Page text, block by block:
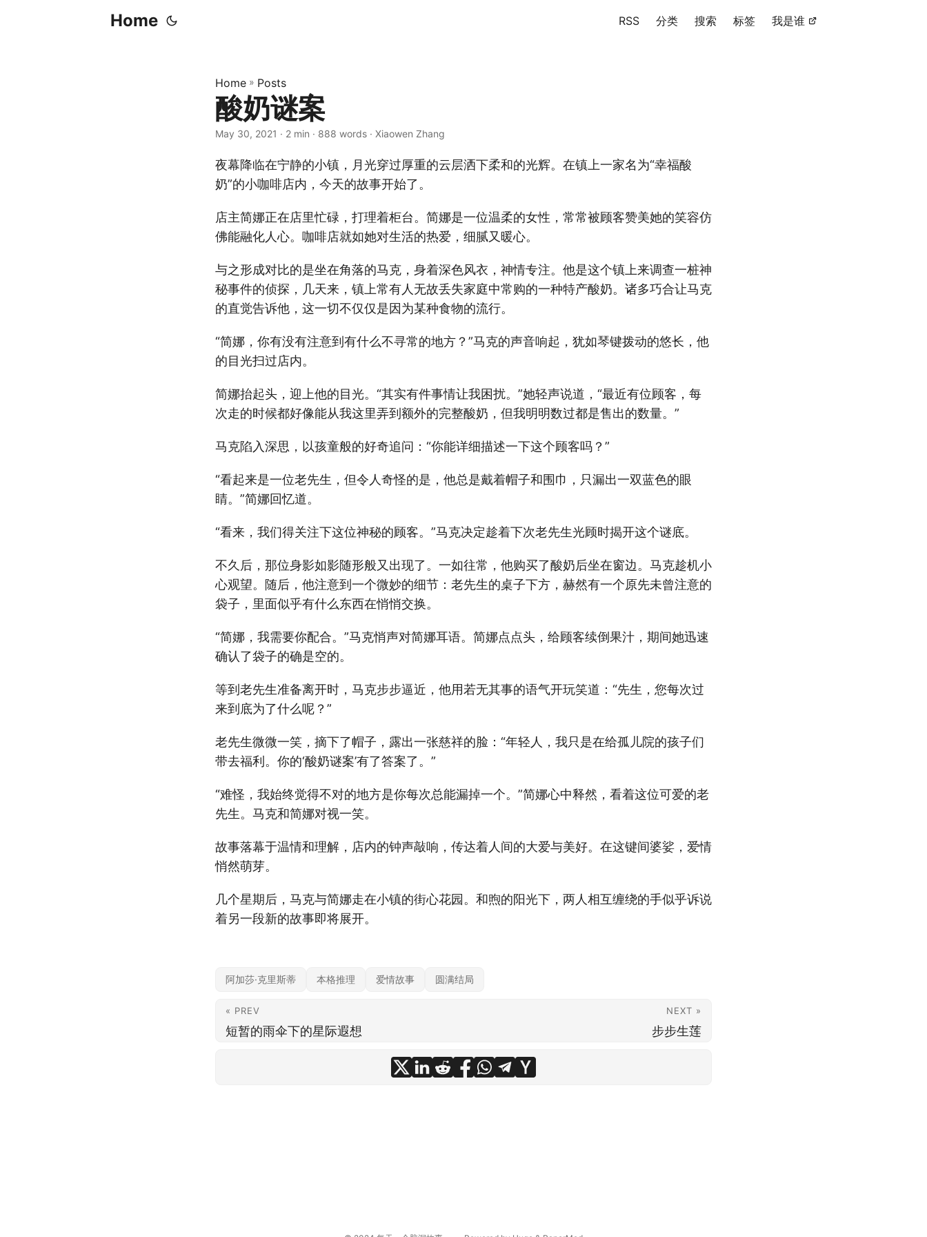
Home RSS 分类 搜索 标签 我是谁
Home » Posts
酸奶谜案
May 30, 2021 · 2 min · 888 words · Xiaowen Zhang
夜幕降临在宁静的小镇，月光穿过厚重的云层洒下柔和的光辉。在镇上一家名为“幸福酸
奶”的小咖啡店内，今天的故事开始了。
店主简娜正在店里忙碌，打理着柜台。简娜是一位温柔的女性，常常被顾客赞美她的笑容仿
佛能融化人心。咖啡店就如她对生活的热爱，细腻又暖心。
与之形成对比的是坐在角落的马克，身着深色风衣，神情专注。他是这个镇上来调查一桩神
秘事件的侦探，几天来，镇上常有人无故丢失家庭中常购的一种特产酸奶。诸多巧合让马克
的直觉告诉他，这一切不仅仅是因为某种食物的流行。
“简娜，你有没有注意到有什么不寻常的地方？”马克的声音响起，犹如琴键拨动的悠长，他
的目光扫过店内。
简娜抬起头，迎上他的目光。“其实有件事情让我困扰。”她轻声说道，“最近有位顾客，每
次走的时候都好像能从我这里弄到额外的完整酸奶，但我明明数过都是售出的数量。”
马克陷入深思，以孩童般的好奇追问：“你能详细描述一下这个顾客吗？”
“看起来是一位老先生，但令人奇怪的是，他总是戴着帽子和围巾，只漏出一双蓝色的眼
睛。”简娜回忆道。
“看来，我们得关注下这位神秘的顾客。”马克决定趁着下次老先生光顾时揭开这个谜底。
不久后，那位身影如影随形般又出现了。一如往常，他购买了酸奶后坐在窗边。马克趁机小
心观望。随后，他注意到一个微妙的细节：老先生的桌子下方，赫然有一个原先未曾注意的
袋子，里面似乎有什么东西在悄悄交换。
“简娜，我需要你配合。”马克悄声对简娜耳语。简娜点点头，给顾客续倒果汁，期间她迅速
确认了袋子的确是空的。
等到老先生准备离开时，马克步步逼近，他用若无其事的语气开玩笑道：“先生，您每次过
来到底为了什么呢？”
老先生微微一笑，摘下了帽子，露出一张慈祥的脸：“年轻人，我只是在给孤儿院的孩子们
带去福利。你的‘酸奶谜案’有了答案了。”
“难怪，我始终觉得不对的地方是你每次总能漏掉一个。”简娜心中释然，看着这位可爱的老
先生。马克和简娜对视一笑。
故事落幕于温情和理解，店内的钟声敲响，传达着人间的大爱与美好。在这键间婆娑，爱情
悄然萌芽。
几个星期后，马克与简娜走在小镇的街心花园。和煦的阳光下，两人相互缠绕的手似乎诉说
着另一段新的故事即将展开。
阿加莎·克里斯蒂 本格推理 爱情故事 圆满结局
« PREV
短暂的雨伞下的星际遐想
NEXT »
步步生莲